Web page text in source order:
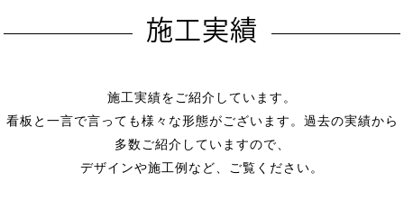
お問い合わせ
有限会社 幸宣社
〒240-0064
神奈川県横浜市保土ヶ谷区峰岡町2-243
施工実績
施工実績をご紹介しています。
看板と一言で言っても様々な形態がございます。過去の実績から
多数ご紹介していますので、
デザインや施工例など、ご覧ください。